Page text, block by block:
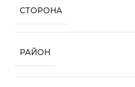
СТОРОНА
РАЙОН